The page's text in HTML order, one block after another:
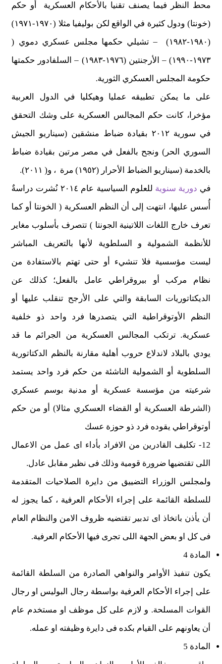
محط النظر فيما يصنف تقنيا بالأحكام العسكرية أو حكم
(خونتا) ودول كثيرة في الواقع لكن بوليفيا مثلا (١٩٧٠-١٩٧١)
(١٩٨٠-١٩٨٢) – تشيلي حكمها مجلس عسكري دموي (
١٩٧٣-١٩٩٠) – الأرجنتين (١٩٧٦-١٩٨٣) – السلفادور حكمتها
حكومة المجلس العسكري الثورية.
على ما يمكن تطبيقه عمليا وهيكليا في الدول العربية
مؤخرا، كانت حكم المجالس العسكرية على وشك التحقق
في سورية ٢٠١٢ بقيادة ضباط منشقين (سيناريو الجيش
السوري الحر) ونجح بالفعل في مصر مرتين بقيادة ضباط
بالخدمة (سيناريو الضباط الأحرار (١٩٥٢) مرة ، و( ٢٠١١).
في دورية سنوية
للعلوم السياسية عام ٢٠١٤ نُشرت دراسةٌ
أُسس عليها، انتهت إلى أن النظم العسكرية ( الخونتا أو كما
تعرف خارج اللغات اللاتينية الجونتا ) تتصرف بأسلوب مغاير
للأنظمة الشمولية و السلطوية لأنها بالتعريف المباشر
ليست مؤسسية فلا تنشيء أو حتى تهتم بالاستفادة من
نظام مركب أو بيروقراطي عامل بالفعل؛ كذلك عن
الديكتاتوريات السابقة والتي على الأرجح تنقلب عليها أو
النظم الأوتوقراطية التي يتصدرها فرد واحد ذو خلفية
عسكرية. ترتكب المجالس العسكرية من الجرائم ما قد
يودي بالبلاد لاندلاع حروب أهلية مقارنة بالنظم الدكتاتورية
السلطوية أو الشمولية الناشئة من حكم فرد واحد يستمد
شرعيته من مؤسسة عسكرية أو مدنية بوسم عسكري
(الشرطة العسكرية أو القضاء العسكري مثالا) أو من حكم
أوتوقراطي يقوده فرد ذو حوزة عسك
12- تكليف القادرين من الافراد بأداء اى عمل من الاعمال
اللى تقتضيها ضرورة قومية وذلك فى نظير مقابل عادل.
ولمجلس الوزراء التضييق من دايرة الصلاحيات المتقدمة
للسلطة القائمة على إجراء الأحكام العرفية ، كما يجوز له
أن يأذن باتخاذ اى تدبير تقتضيه ظروف الامن والنظام العام
فى كل او بعض الجهة اللى تجرى فيها الأحكام العرفية.
المادة 4
يكون تنفيذ الأوامر والنواهي الصادرة من السلطة القائمة
على إجراء الأحكام العرفية بواسطة رجال البوليس او رجال
القوات المسلحة. و لازم على كل موظف او مستخدم عام
أن يعاونهم على القيام بكده فى دايرة وظيفته او عمله.
المادة 5